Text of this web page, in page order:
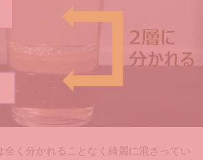
全く分かれることなく綺麗に混ざってい